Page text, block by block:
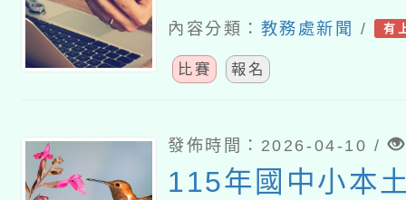
內容分類： 教務處新聞 / 有
比賽 報名
發佈時間：2026-04-10 /
115年國中小本